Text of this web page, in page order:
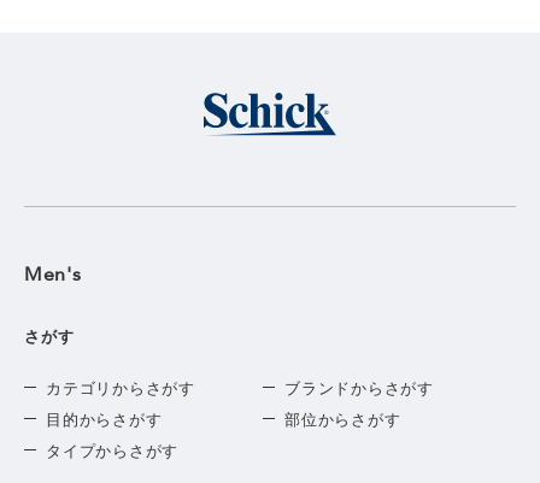
Men's
さがす
カテゴリからさがす
ブランドからさがす
目的からさがす
部位からさがす
タイプからさがす